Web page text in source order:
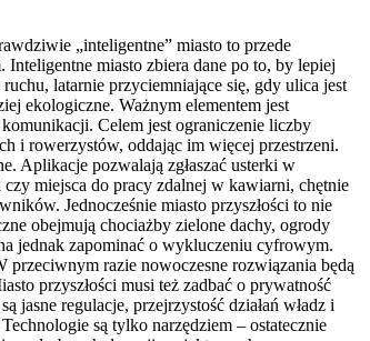
„inteligentne” miasto to przede
miasto zbiera dane po to, by lepiej
latarnie przyciemniające się, gdy ulica jest
ekologiczne. Ważnym elementem jest
Celem jest ograniczenie liczby
i rowerzystów, oddając im więcej przestrzeni.
Aplikacje pozwalają zgłaszać usterki w
miejsca do pracy zdalnej w kawiarni, chętnie
Jednocześnie miasto przyszłości to nie
obejmują chociażby zielone dachy, ogrody
jednak zapominać o wykluczeniu cyfrowym.
razie nowoczesne rozwiązania będą
przyszłości musi też zadbać o prywatność
regulacje, przejrzystość działań władz i
są tylko narzędziem – ostatecznie